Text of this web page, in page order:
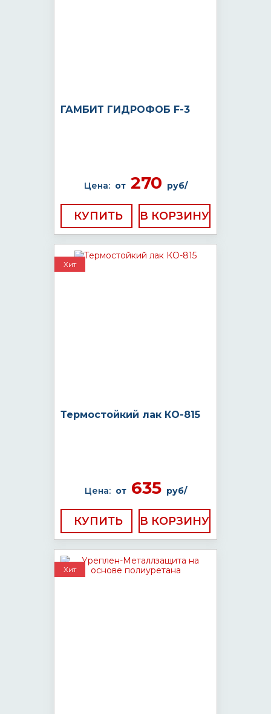
ГАМБИТ ГИДРОФОБ F-3
Цена: от270 руб/
КУПИТЬ
Хит
Термостойкий лак КО-815
Цена: от635 руб/
КУПИТЬ
Хит